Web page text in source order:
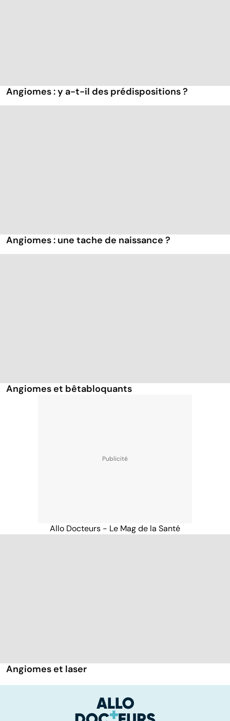
Angiomes : y a-t-il des prédispositions ?
Angiomes : une tache de naissance ?
Angiomes et bêtabloquants
Allo Docteurs - Le Mag de la Santé
Angiomes et laser